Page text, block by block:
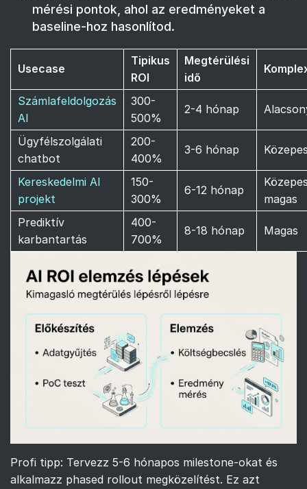
mérési pontok, ahol az eredményeket a
baseline-hoz hasonlítod.
Usecase
Tipikus
ROI
Megtérülési
idő
Számlafeldolgozás
AI
300-
500%
2-4 hónap
Ügyfélszolgálati
chatbot
200-
400%
3-6 hónap
Kereskedelmi AI
projekt
150-
300%
6-12 hónap
magas
Prediktív
karbantartás
400-
700%
8-18 hónap Magas
Profi tipp: Tervezz 5-6 hónapos milestone-okat és
alkalmazz phased rollout megközelítést. Ez azt